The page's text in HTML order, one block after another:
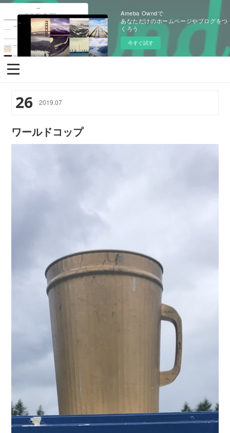
Ameba Owndで
あなただけのホームページやブログをつ
くろう
今すぐ試す
26 2019.07
ワールドコップ